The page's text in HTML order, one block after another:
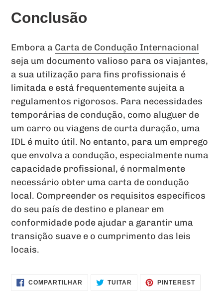
Conclusão
Embora a Carta de Condução Internacional
seja um documento valioso para os viajantes,
a sua utilização para fins profissionais é
limitada e está frequentemente sujeita a
regulamentos rigorosos. Para necessidades
temporárias de condução, como aluguer de
um carro ou viagens de curta duração, uma
IDL é muito útil. No entanto, para um emprego
que envolva a condução, especialmente numa
capacidade profissional, é normalmente
necessário obter uma carta de condução
local. Compreender os requisitos específicos
do seu país de destino e planear em
conformidade pode ajudar a garantir uma
transição suave e o cumprimento das leis
locais.
COMPARTILHAR COMPARTILHAR
NO
TUITAR TUITAR PINTERESTINCLUIR